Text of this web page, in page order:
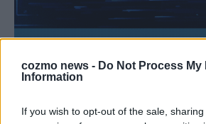
cozmo news - Do Not Process My
Information
If you wish to opt-out of the sale,